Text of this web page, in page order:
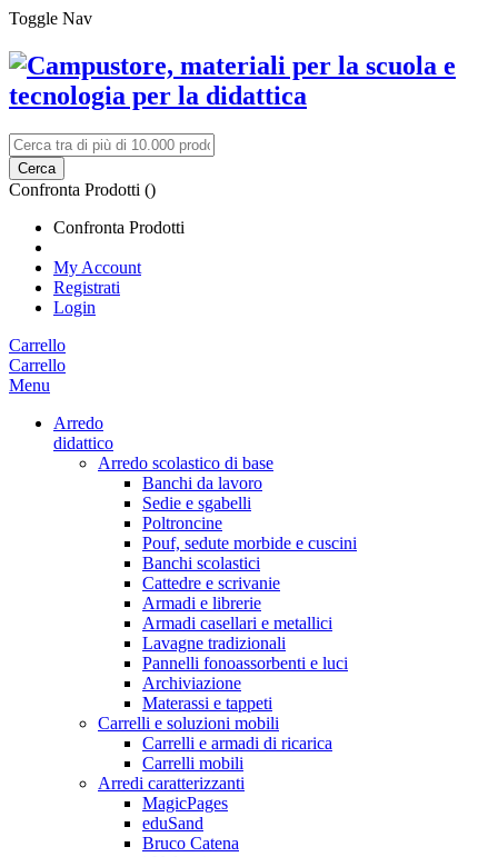
Toggle Nav
Cerca
Confronta Prodotti ()
Confronta Prodotti
My Account
Registrati
Login
Carrello
Carrello
Menu
Arredo
didattico
Arredo scolastico di base
Banchi da lavoro
Sedie e sgabelli
Poltroncine
Pouf, sedute morbide e cuscini
Banchi scolastici
Cattedre e scrivanie
Armadi e librerie
Armadi casellari e metallici
Lavagne tradizionali
Pannelli fonoassorbenti e luci
Archiviazione
Materassi e tappeti
Carrelli e soluzioni mobili
Carrelli e armadi di ricarica
Carrelli mobili
Arredi caratterizzanti
MagicPages
eduSand
Bruco Catena